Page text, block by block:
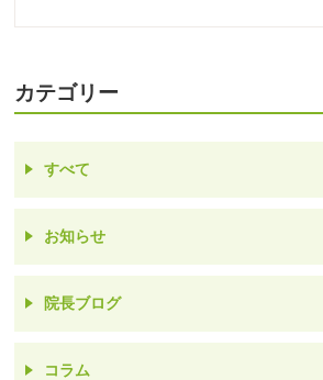
カテゴリー
すべて
お知らせ
院長ブログ
コラム